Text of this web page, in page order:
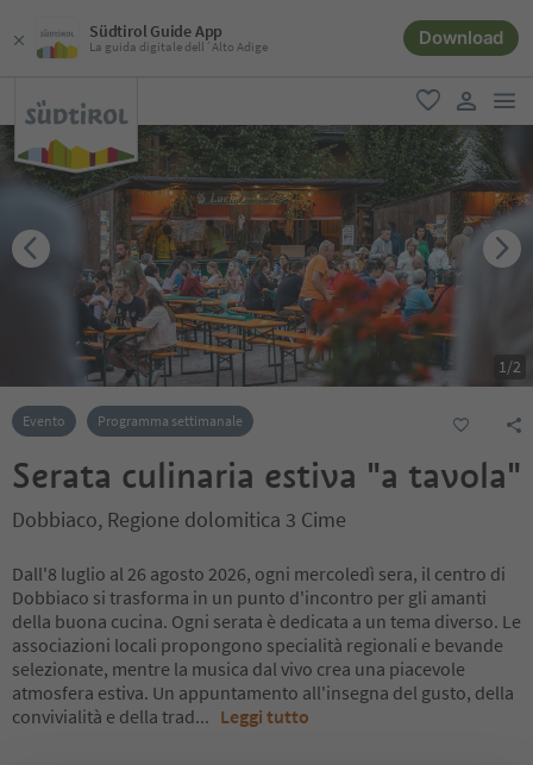
Südtirol Guide App
La guida digitale dell´Alto Adige Download
favoriti
user link
1/2
Evento Programma settimanale
Serata culinaria estiva "a tavola"
Dobbiaco, Regione dolomitica 3 Cime
Dall'8 luglio al 26 agosto 2026, ogni mercoledì sera, il centro di
Dobbiaco si trasforma in un punto d'incontro per gli amanti
della buona cucina. Ogni serata è dedicata a un tema diverso. Le
associazioni locali propongono specialità regionali e bevande
selezionate, mentre la musica dal vivo crea una piacevole
atmosfera estiva. Un appuntamento all'insegna del gusto, della
convivialità e della trad... Leggi tutto